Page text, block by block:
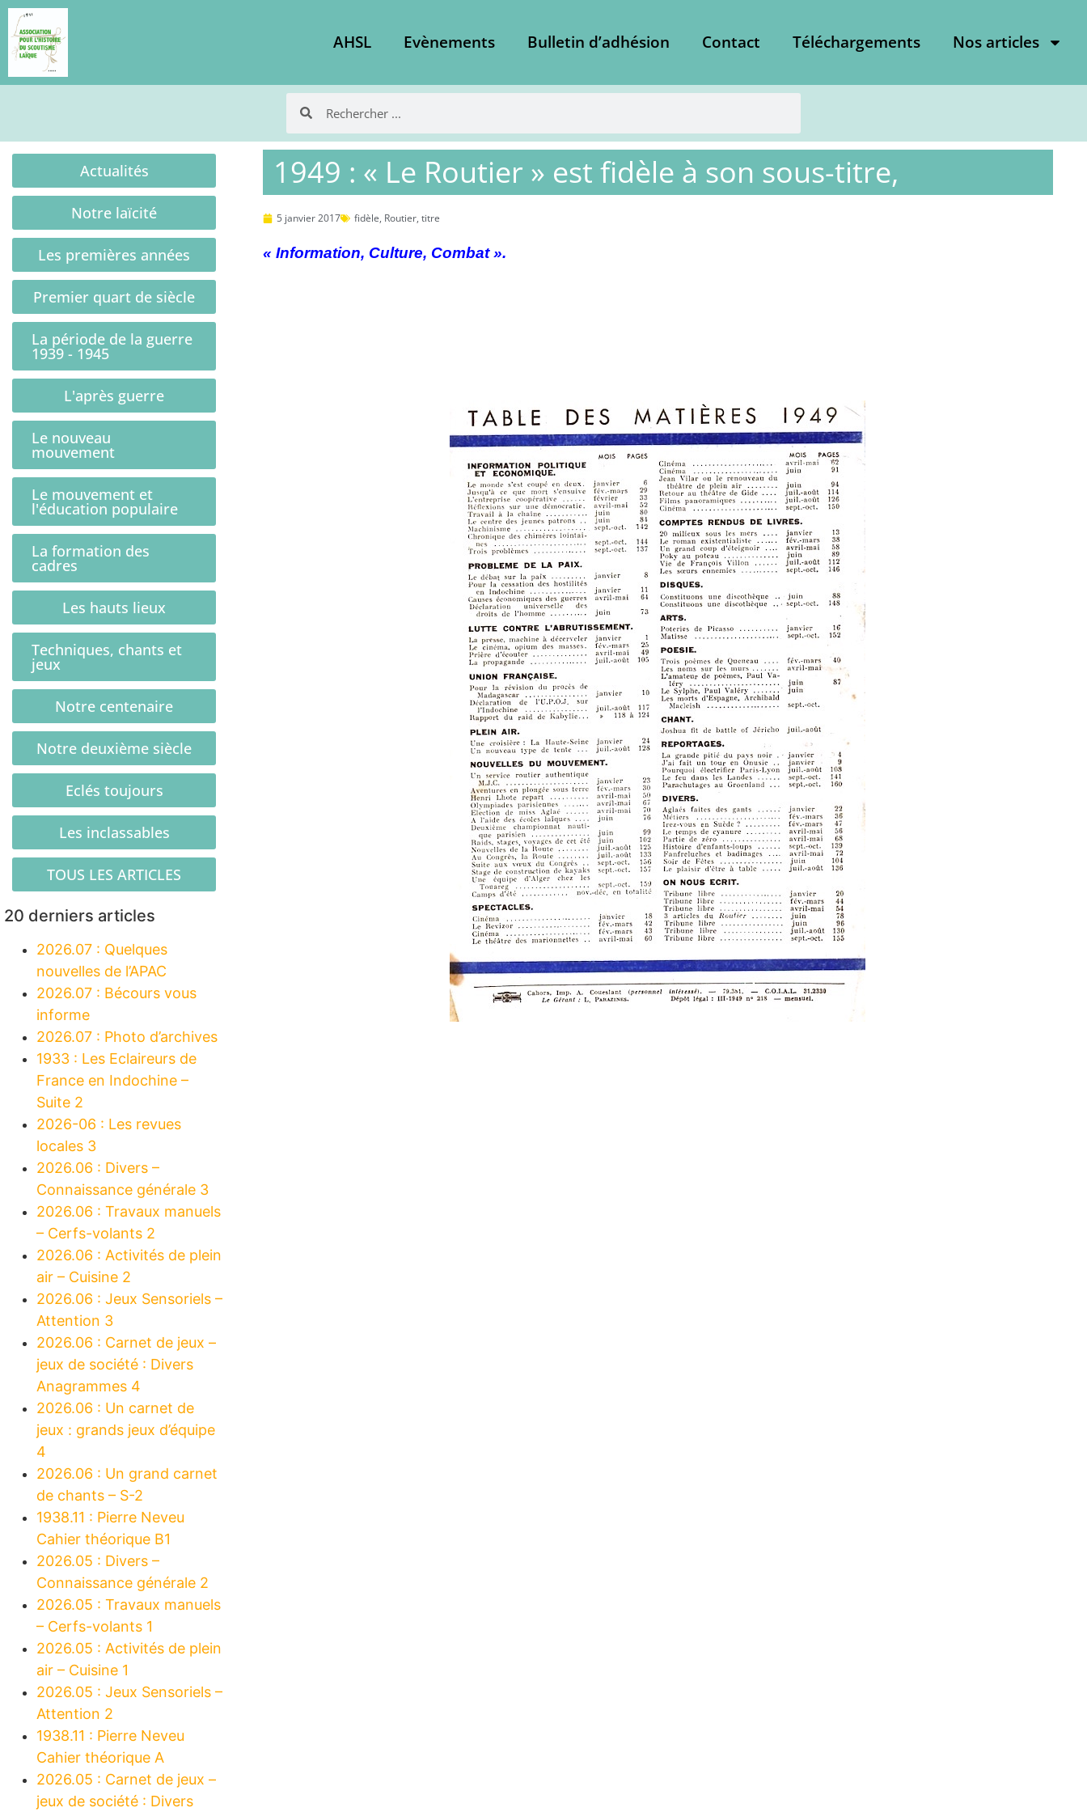
AHSL Evènements Bulletin d’adhésion Contact Téléchargements Nos articles
Actualités
Notre laïcité
Les premières années
Premier quart de siècle
La période de la guerre
1939 - 1945
L'après guerre
Le nouveau
mouvement
Le mouvement et
l'éducation populaire
La formation des
cadres
Les hauts lieux
Techniques, chants et
jeux
Notre centenaire
Notre deuxième siècle
Eclés toujours
Les inclassables
TOUS LES ARTICLES
20 derniers articles
2026.07 : Quelques
nouvelles de l’APAC
2026.07 : Bécours vous
informe
2026.07 : Photo d’archives
1933 : Les Eclaireurs de
France en Indochine –
Suite 2
2026-06 : Les revues
locales 3
2026.06 : Divers –
Connaissance générale 3
2026.06 : Travaux manuels
– Cerfs-volants 2
2026.06 : Activités de plein
air – Cuisine 2
2026.06 : Jeux Sensoriels –
Attention 3
2026.06 : Carnet de jeux –
jeux de société : Divers
Anagrammes 4
2026.06 : Un carnet de
jeux : grands jeux d’équipe
4
2026.06 : Un grand carnet
de chants – S-2
1938.11 : Pierre Neveu
Cahier théorique B1
2026.05 : Divers –
Connaissance générale 2
2026.05 : Travaux manuels
– Cerfs-volants 1
2026.05 : Activités de plein
air – Cuisine 1
2026.05 : Jeux Sensoriels –
Attention 2
1938.11 : Pierre Neveu
Cahier théorique A
2026.05 : Carnet de jeux –
jeux de société : Divers
1949 : « Le Routier » est fidèle à son sous-titre,
5 janvier 2017 fidèle, Routier, titre
« Information, Culture, Combat ».